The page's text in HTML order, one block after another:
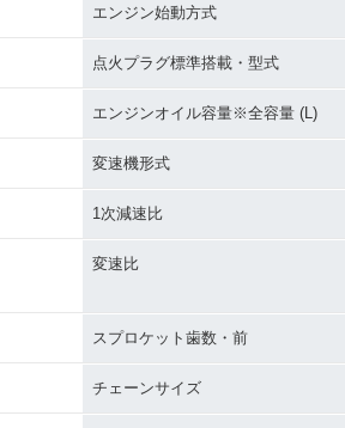
エンジン始動方式
点火プラグ標準搭載・型式
エンジンオイル容量※全容量 (L)
変速機形式
1次減速比
変速比
スプロケット歯数・前
チェーンサイズ